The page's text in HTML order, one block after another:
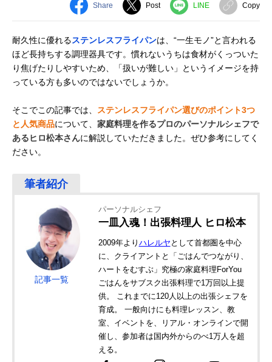
Share Post LINE Copy
耐久性に優れるステンレスフライパンは、“一生モノ”と言われる
ほど長持ちする調理器具です。慣れないうちは食材がくっついた
り焦げたりしやすいため、「扱いが難しい」というイメージを持
っている方も多いのではないでしょうか。
そこでこの記事では、
ステンレスフライパン選びのポイント3つ
と人気商品について、 家庭料理を作るプロのパーソナルシェフで
あるヒロ松本さんに解説していただきました。ぜひ参考にしてく
ださい。
記事一覧
パーソナルシェフ
一皿入魂！出張料理人 ヒロ松本
2009年より ハレルヤ として首都圏を中心
に、クライアントと「ごはんでつながり、
ハートをむすぶ」究極の家庭料理ForYou
ごはんをサブスク出張料理で1万回以上提
供。 これまでに120人以上の出張シェフを
育成。 一般向けにも料理レッスン、教
室、イベントを、リアル・オンラインで開
催し、参加者は国内外からのべ1万人を超
える。